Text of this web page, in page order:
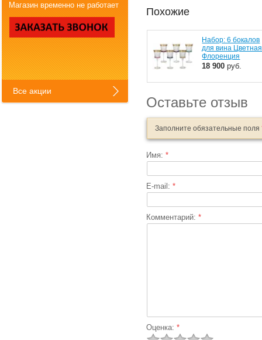
Похожие
Набор: 6 бокалов
для вина Цветная
Флоренция
18 900 руб.
Оставьте отзыв
Заполните обязательные поля
Имя:*
E-mail:*
Комментарий:*
Оценка:*
Все акции
Магазин временно не работает